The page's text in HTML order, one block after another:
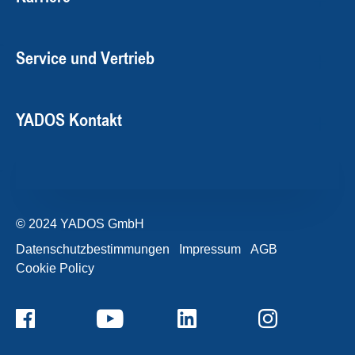
Service und Vertrieb
YADOS Kontakt
© 2024 YADOS GmbH
Datenschutzbestimmungen
Impressum
AGB
Cookie Policy